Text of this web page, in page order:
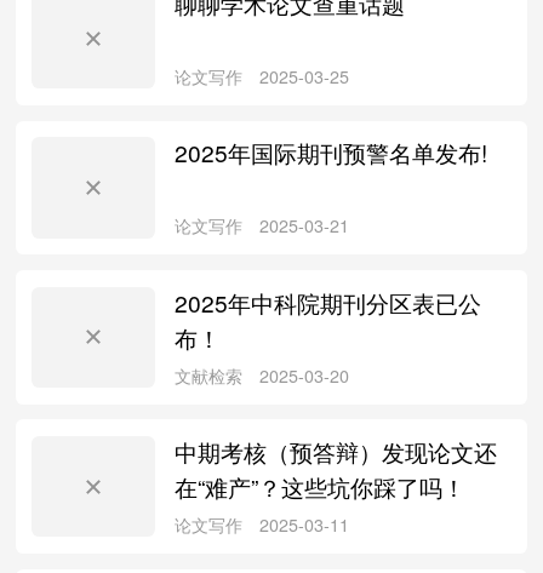
论文写作 2025-09-07
论文写作 2025-03-25
2025年国际期刊预警名单发布!
2025年中科院期刊分区表已公
布！
中期考核（预答辩）发现论文还
在“难产”？这些坑你踩了吗！